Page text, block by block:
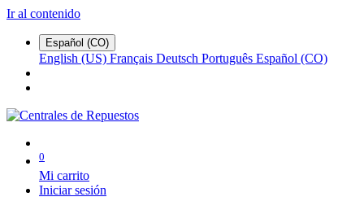
Ir al contenido
Español (CO)
English (US) Français Deutsch Português Español (CO)
0
Mi carrito
Iniciar sesión